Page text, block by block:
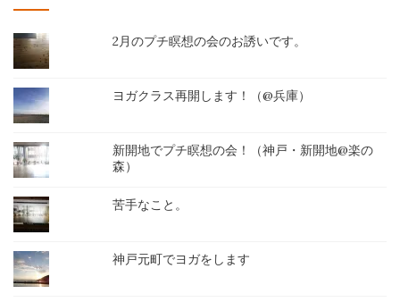
2月のプチ瞑想の会のお誘いです。
ヨガクラス再開します！（@兵庫）
新開地でプチ瞑想の会！（神戸・新開地@楽の
森）
苦手なこと。
神戸元町でヨガをします